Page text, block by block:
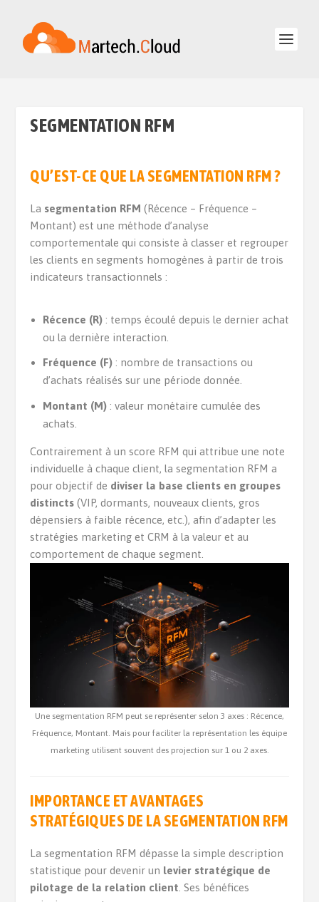
SEGMENTATION RFM
QU’EST-CE QUE LA SEGMENTATION RFM ?
La segmentation RFM (Récence – Fréquence –
Montant) est une méthode d’analyse
comportementale qui consiste à classer et regrouper
les clients en segments homogènes à partir de trois
indicateurs transactionnels :
Récence (R): temps écoulé depuis le dernier achat
ou la dernière interaction.
Fréquence (F): nombre de transactions ou
d’achats réalisés sur une période donnée.
Montant (M): valeur monétaire cumulée des
achats.
Contrairement à un score RFM qui attribue une note
individuelle à chaque client, la segmentation RFM a
pour objectif de diviser la base clients en groupes
distincts (VIP, dormants, nouveaux clients, gros
dépensiers à faible récence, etc.), afin d’adapter les
stratégies marketing et CRM à la valeur et au
comportement de chaque segment.
Une segmentation RFM peut se représenter selon 3 axes : Récence,
Fréquence, Montant. Mais pour faciliter la représentation les équipe
marketing utilisent souvent des projection sur 1 ou 2 axes.
IMPORTANCE ET AVANTAGES
STRATÉGIQUES DE LA SEGMENTATION RFM
La segmentation RFM dépasse la simple description
statistique pour devenir un levier stratégique de
pilotage de la relation client . Ses bénéfices